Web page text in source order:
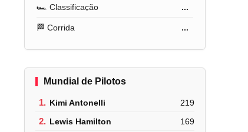
🏎️ Classificação ...
🏁 Corrida ...
Mundial de Pilotos
1. Kimi Antonelli 219
2. Lewis Hamilton 169